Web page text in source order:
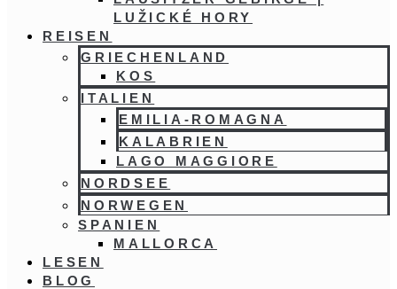
LUŽICKÉ HORY
REISEN
GRIECHENLAND
KOS
ITALIEN
EMILIA-ROMAGNA
KALABRIEN
LAGO MAGGIORE
NORDSEE
NORWEGEN
SPANIEN
MALLORCA
LESEN
BLOG